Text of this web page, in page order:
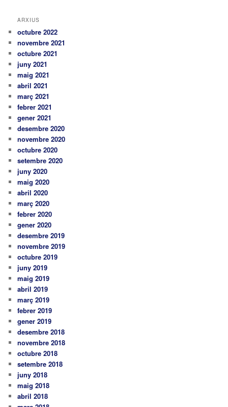
ARXIUS
octubre 2022
novembre 2021
octubre 2021
juny 2021
maig 2021
abril 2021
març 2021
febrer 2021
gener 2021
desembre 2020
novembre 2020
octubre 2020
setembre 2020
juny 2020
maig 2020
abril 2020
març 2020
febrer 2020
gener 2020
desembre 2019
novembre 2019
octubre 2019
juny 2019
maig 2019
abril 2019
març 2019
febrer 2019
gener 2019
desembre 2018
novembre 2018
octubre 2018
setembre 2018
juny 2018
maig 2018
abril 2018